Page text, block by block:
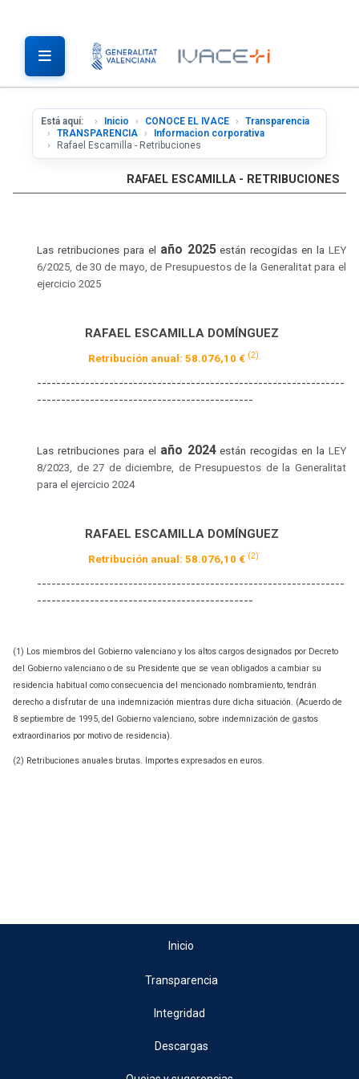
Está aquí: Inicio CONOCE EL IVACE
Transparencia
TRANSPARENCIA
Informacion corporativa
Rafael Escamilla - Retribuciones
RAFAEL ESCAMILLA - RETRIBUCIONES
Las retribuciones para el año 2025están recogidas en laLEY
6/2025, de 30 de mayo, de Presupuestos de la Generalitat para el
ejercicio 2025
RAFAEL ESCAMILLA DOMÍNGUEZ
Retribución anual: 58.076,10 € (2)
----------------------------------------------------------------
---------------------------------------------
Las retribuciones para el año 2024están recogidas en laLEY
8/2023, de 27 de diciembre, de Presupuestos de la Generalitat
para el ejercicio 2024
RAFAEL ESCAMILLA DOMÍNGUEZ
Retribución anual: 58.076,10 € (2)
----------------------------------------------------------------
---------------------------------------------
(1) Los miembros del Gobierno valenciano y los altos cargos designados por Decreto
del Gobierno valenciano o de su Presidente que se vean obligados a cambiar su
residencia habitual como consecuencia del mencionado nombramiento, tendrán
derecho a disfrutar de una indemnización mientras dure dicha situación. (Acuerdo de
8 septiembre de 1995, del Gobierno valenciano, sobre indemnización de gastos
extraordinarios por motivo de residencia).
(2) Retribuciones anuales brutas. Importes expresados en euros.
Inicio
Transparencia
Integridad
Descargas